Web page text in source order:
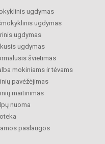
ugdymas
ugdymas
ugdymas
ugdymas
švietimas
mokiniams ir tėvams
pavėžėjimas
maitinimas
nuoma
paslaugos